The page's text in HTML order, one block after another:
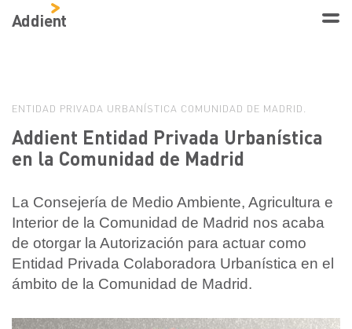
Addient
ENTIDAD PRIVADA URBANÍSTICA COMUNIDAD DE MADRID.
Addient Entidad Privada Urbanística
en la Comunidad de Madrid
La Consejería de Medio Ambiente, Agricultura e
Interior de la Comunidad de Madrid nos acaba
de otorgar la Autorización para actuar como
Entidad Privada Colaboradora Urbanística en el
ámbito de la Comunidad de Madrid.